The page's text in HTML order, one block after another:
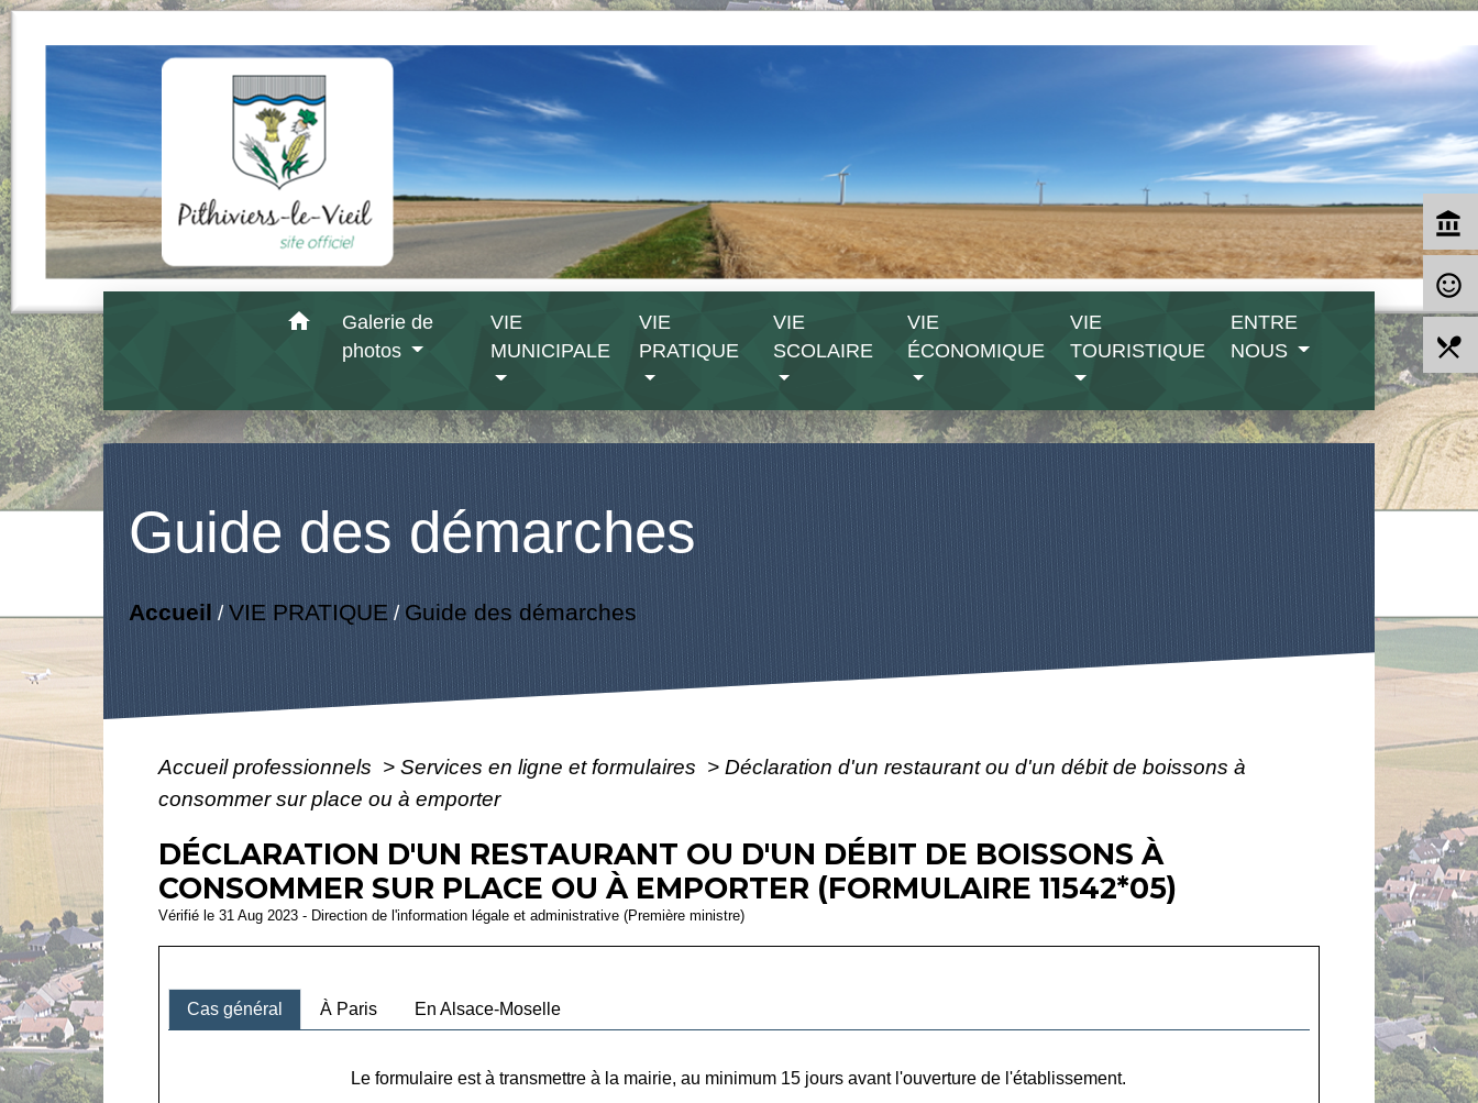
home
Galerie de
photos
VIE
MUNICIPALE
VIE
PRATIQUE
VIE
SCOLAIRE
VIE
ÉCONOMIQUE
VIE
TOURISTIQUE
ENTRE
NOUS
Guide des démarches
Accueil /VIE PRATIQUE/ Guide des démarches
Accueil professionnels > Services en ligne et formulaires > Déclaration d'un restaurant ou d'un débit de boissons à
consommer sur place ou à emporter
DÉCLARATION D'UN RESTAURANT OU D'UN DÉBIT DE BOISSONS À
CONSOMMER SUR PLACE OU À EMPORTER (FORMULAIRE 11542*05)
Vérifié le 31 Aug 2023 - Direction de l'information légale et administrative (Première ministre)
Cas général À Paris En Alsace-Moselle
Le formulaire est à transmettre à la mairie, au minimum 15 jours avant l'ouverture de l'établissement.
account_balance
sentiment_satisfied_alt
local_dining